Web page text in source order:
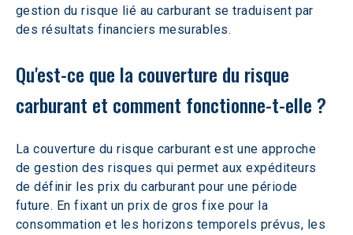
gestion du risque lié au carburant se traduisent par
des résultats financiers mesurables.
Qu'est-ce que la couverture du risque
carburant et comment fonctionne-t-elle ?
La couverture du risque carburant est une approche
de gestion des risques qui permet aux expéditeurs
de définir les prix du carburant pour une période
future. En fixant un prix de gros fixe pour la
consommation et les horizons temporels prévus, les